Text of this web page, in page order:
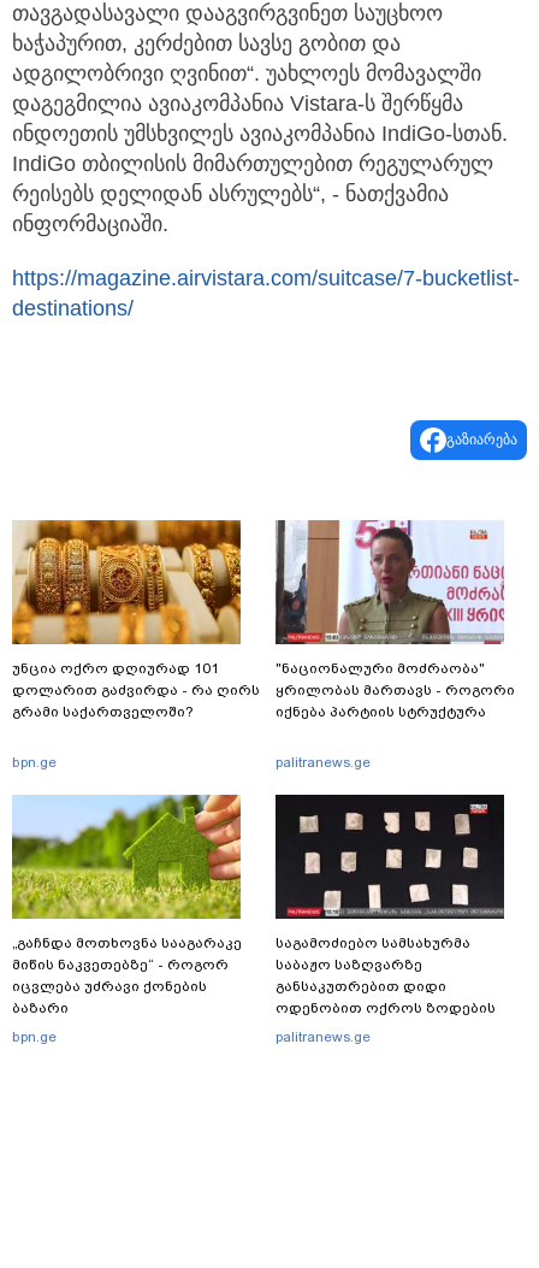
თავგადასავალი დააგვირგვინეთ საუცხოო
ხაჭაპურით, კერძებით სავსე გობით და
ადგილობრივი ღვინით“. უახლოეს მომავალში
დაგეგმილია ავიაკომპანია Vistara-ს შერწყმა
ინდოეთის უმსხვილეს ავიაკომპანია IndiGo-სთან.
IndiGo თბილისის მიმართულებით რეგულარულ
რეისებს დელიდან ასრულებს“, - ნათქვამია
ინფორმაციაში.
https://magazine.airvistara.com/suitcase/7-bucketlist-
destinations/
გაზიარება
უნცია ოქრო დღიურად 101
დოლარით გაძვირდა - რა ღირს
გრამი საქართველოში?
bpn.ge
„გაჩნდა მოთხოვნა სააგარაკე
მიწის ნაკვეთებზე“ - როგორ
იცვლება უძრავი ქონების
ბაზარი
bpn.ge
"ნაციონალური მოძრაობა"
ყრილობას მართავს - როგორი
იქნება პარტიის სტრუქტურა
palitranews.ge
საგამოძიებო სამსახურმა
საბაჟო საზღვარზე
განსაკუთრებით დიდი
ოდენობით ოქროს ზოდების
უკანონოდ გადმოტანის ფაქტზე
palitranews.ge